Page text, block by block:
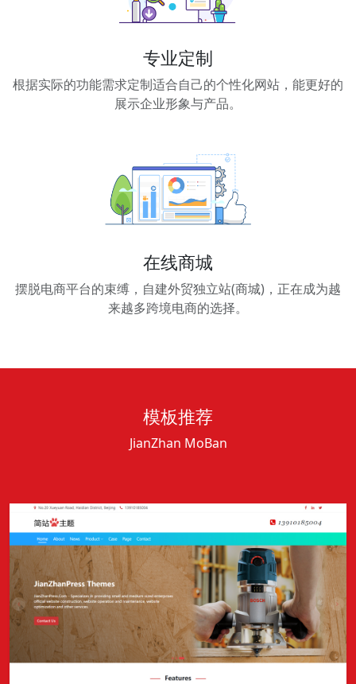
专业定制
根据实际的功能需求定制适合自己的个性化网站，能更好的
展示企业形象与产品。
在线商城
摆脱电商平台的束缚，自建外贸独立站(商城)，正在成为越
来越多跨境电商的选择。
模板推荐
JianZhan MoBan